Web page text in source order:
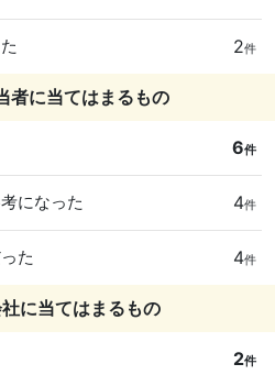
2件
者に当てはまるもの
6件
になった 4件
た 4件
に当てはまるもの
2件